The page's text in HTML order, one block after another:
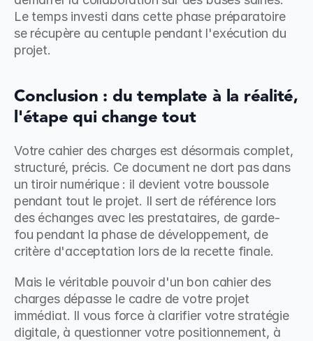
Le temps investi dans cette phase préparatoire
se récupère au centuple pendant l'exécution du
projet.
Conclusion : du template à la réalité,
l'étape qui change tout
Votre cahier des charges est désormais complet,
structuré, précis. Ce document ne dort pas dans
un tiroir numérique : il devient votre boussole
pendant tout le projet. Il sert de référence lors
des échanges avec les prestataires, de garde-
fou pendant la phase de développement, de
critère d'acceptation lors de la recette finale.
Mais le véritable pouvoir d'un bon cahier des
charges dépasse le cadre de votre projet
immédiat. Il vous force à clarifier votre stratégie
digitale, à questionner votre positionnement, à